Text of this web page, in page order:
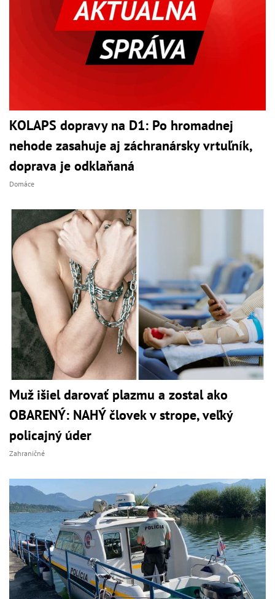
KOLAPS dopravy na D1: Po hromadnej
nehode zasahuje aj záchranársky vrtuľník,
doprava je odklaňaná
Domáce
Muž išiel darovať plazmu a zostal ako
OBARENÝ: NAHÝ človek v strope, veľký
policajný úder
Zahraničné